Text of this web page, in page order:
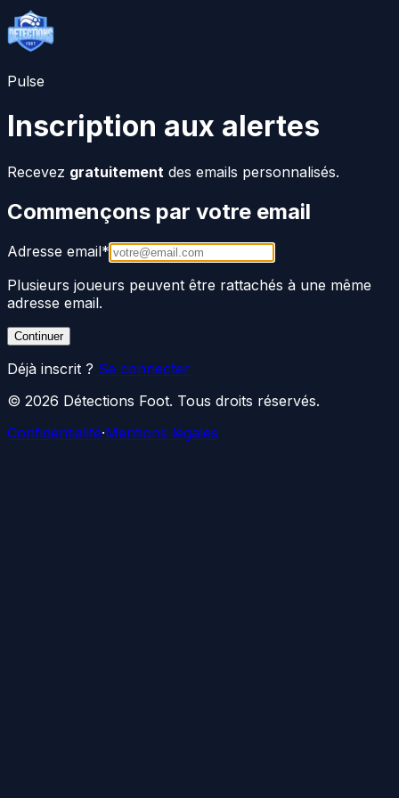
Pulse
Inscription aux alertes
Recevez gratuitement des emails personnalisés.
Commençons par votre email
Adresse email*
Plusieurs joueurs peuvent être rattachés à une même
adresse email.
Continuer
Déjà inscrit ? Se connecter
© 2026 Détections Foot. Tous droits réservés.
Confidentialité·Mentions légales